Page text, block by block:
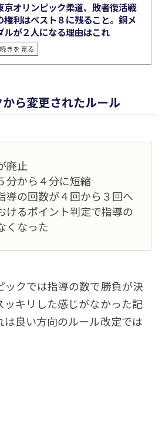
京オリンピック柔道、敗者復活戦
権利はベスト８に残ること。銅メ
ルが２人になる理由はこれ
続きを見る
ら変更されたルール
廃止
分から４分に短縮
導の回数が４回から３回へ
けるポイント判定で指導の
くなった
ックでは指導の数で勝負が決
ッキリした感じがなかった記
良い方向のルール改定では